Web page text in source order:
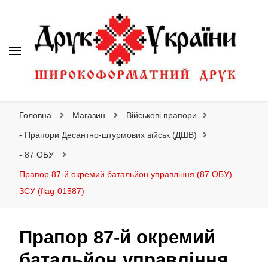
Головна Магазин Військові прапори
- Прапори Десантно-штурмових військ (ДШВ)
- 87 ОБУ
Прапор 87-й окремий батальйон управління (87 ОБУ)
ЗСУ (flag-01587)
Прапор 87-й окремий